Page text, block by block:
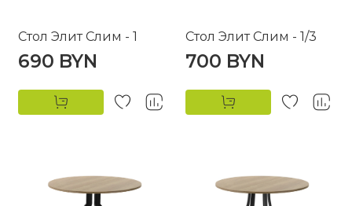
Стол Элит Слим - 1
690 BYN
Стол Элит Слим - 1/3
700 BYN